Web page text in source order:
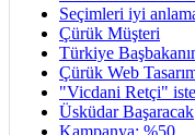
Seçimleri iyi
Çürük Müşteri
Türkiye
Çürük Web
"Vicdani Retçi"
Üsküdar Başaracak
Kampanya; %50